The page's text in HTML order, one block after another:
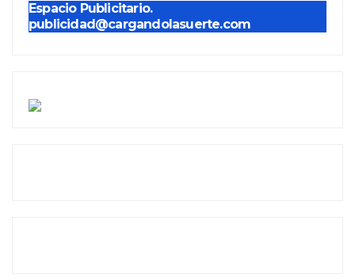
Espacio Publicitario.
publicidad@cargandolasuerte.com